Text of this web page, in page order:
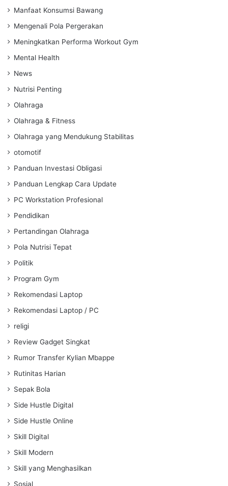
Manfaat Konsumsi Bawang
Mengenali Pola Pergerakan
Meningkatkan Performa Workout Gym
Mental Health
News
Nutrisi Penting
Olahraga
Olahraga & Fitness
Olahraga yang Mendukung Stabilitas
otomotif
Panduan Investasi Obligasi
Panduan Lengkap Cara Update
PC Workstation Profesional
Pendidikan
Pertandingan Olahraga
Pola Nutrisi Tepat
Politik
Program Gym
Rekomendasi Laptop
Rekomendasi Laptop / PC
religi
Review Gadget Singkat
Rumor Transfer Kylian Mbappe
Rutinitas Harian
Sepak Bola
Side Hustle Digital
Side Hustle Online
Skill Digital
Skill Modern
Skill yang Menghasilkan
Sosial